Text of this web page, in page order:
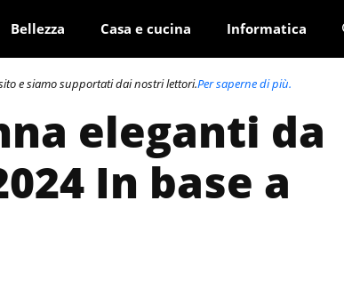
Bellezza Casa e cucina Informatica
e siamo supportati dai nostri lettori.Per saperne di più.
eleganti da
In base a